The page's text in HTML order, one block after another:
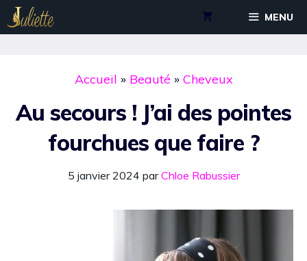
Aller
au
MENU
Accueil » Beauté» Cheveux
Au secours ! J’ai des pointes
fourchues que faire ?
5 janvier 2024 parChloe Rabussier